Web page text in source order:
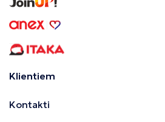
Klientiem
Kontakti